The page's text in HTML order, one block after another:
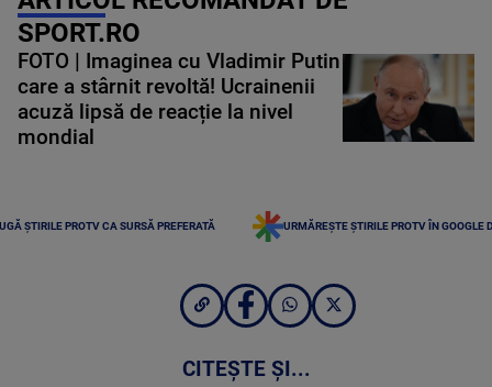
SPORT.RO
FOTO | Imaginea cu Vladimir Putin
care a stârnit revoltă! Ucrainenii
acuză lipsă de reacție la nivel
mondial
ȘTIRILE PROTV CA SURSĂ PREFERATĂ URMĂREȘTE ȘTIRILE PROTV ÎN GOOGLE
CITEȘTE ȘI...